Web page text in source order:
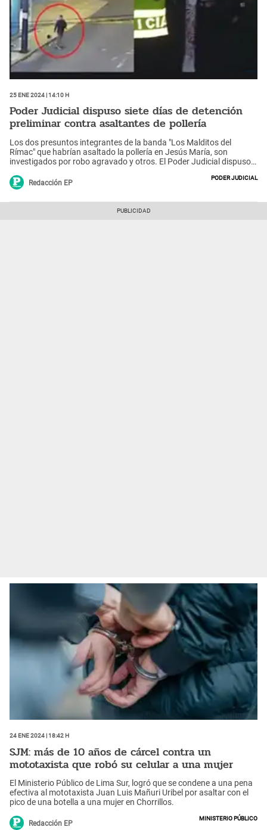
25 Ene 2024 | 14:10 h
Poder Judicial dispuso siete días de detención
preliminar contra asaltantes de pollería
Los dos presuntos integrantes de la banda "Los Malditos del
Rímac" que habrían asaltado la pollería en Jesús María, son
investigados por robo agravado y otros. El Poder Judicial dispuso
Redacción EP
Poder Judicial
24 Ene 2024 | 18:42 h
SJM: más de 10 años de cárcel contra un
mototaxista que robó su celular a una mujer
El Ministerio Público de Lima Sur, logró que se condene a una pena
efectiva al mototaxista Juan Luis Mañuri Uribel por asaltar con el
pico de una botella a una mujer en Chorrillos.
Redacción EP
Ministerio Público